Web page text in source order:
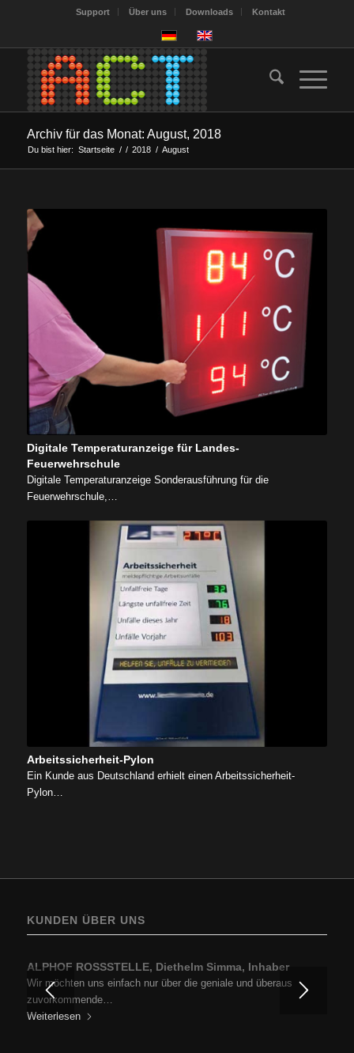
Support Über uns Downloads Kontakt
Archiv für das Monat: August, 2018
Du bist hier: Startseite / / 2018 / August
Digitale Temperaturanzeige für Landes-
Feuerwehrschule
Digitale Temperaturanzeige Sonderausführung für die
Feuerwehrschule,…
Arbeitssicherheit-Pylon
Ein Kunde aus Deutschland erhielt einen Arbeitssicherheit-
Pylon…
KUNDEN ÜBER UNS
ALPHOF ROSSSTELLE, Diethelm Simma, Inhaber
Wir möchten uns einfach nur über die geniale und überaus
zuvorkommende…
Weiterlesen
BP Europe SE, Zweigniederlassung BP Austria, Ing.
Hartfried Cincera, GF, Prokurist
Ich darf mich in Erinnerung rufen und zu aller erst für die…
Weiterlesen